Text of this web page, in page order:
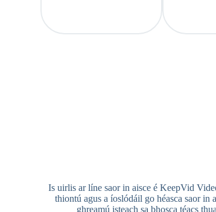
Is uirlis ar líne saor in aisce é KeepVid
thiontú agus a íoslódáil go héasca saor
ghreamú isteach sa bhosca téacs